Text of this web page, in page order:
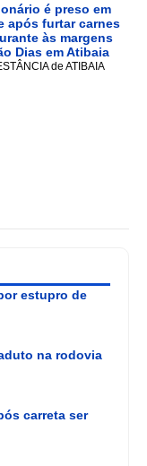
é preso em
após furtar carnes
às margens
Dias em Atibaia
de ATIBAIA
estupro de
na rodovia
carreta ser